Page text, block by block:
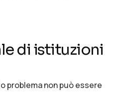
di istituzioni
problema non può essere